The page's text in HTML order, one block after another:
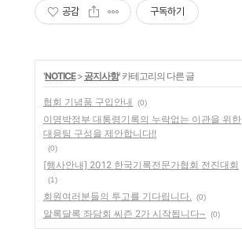
공감 구독하기
'NOTICE> 공지사항' 카테고리의 다른 글
협회 기념품 구입안내 (0)
이명박정부 대통령기록의 누락없는 이관을 위한
대응팀 구성을 제안합니다!!
(0)
[행사안내] 2012 한국기록전문가협회 전진대회
(1)
회원여러분들의 투고를 기다립니다. (0)
알록달록 좌담회 씨즌 2가 시작됩니다~ (0)